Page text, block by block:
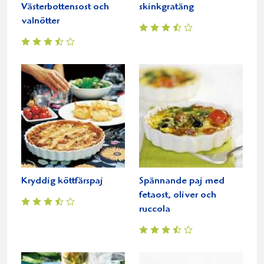
Västerbottensost och
valnötter
skinkgratäng
Kryddig köttfärspaj
Spännande paj med
fetaost, oliver och
ruccola